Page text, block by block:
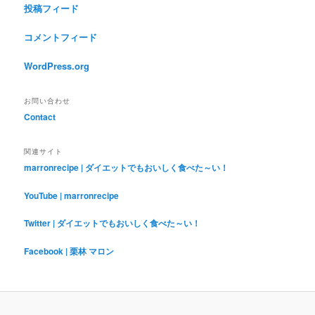
投稿フィード
コメントフィード
WordPress.org
お問い合わせ
Contact
関連サイト
marronrecipe | ダイエットでもおいしく食べた～い！
YouTube | marronrecipe
Twitter | ダイエットでもおいしく食べた～い！
Facebook | 栗林 マロン